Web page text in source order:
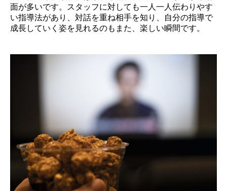
面が多いです。スタッフに対しても一人一人伝わりやす
い指導法があり、対話を重ね相手を知り、自分の指導で
成長していく姿を見れるのもまた、楽しい瞬間です。